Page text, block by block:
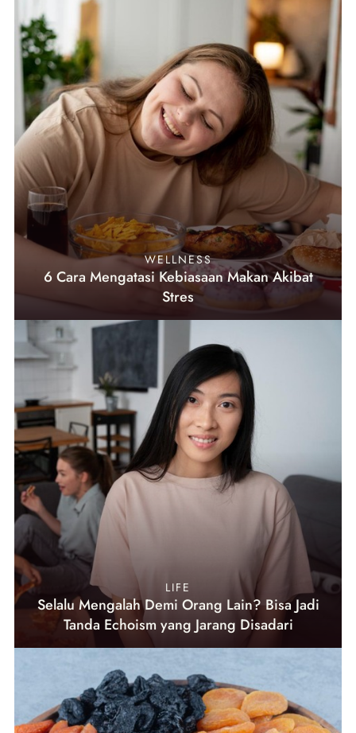
WELLNESS
6 Cara Mengatasi Kebiasaan Makan Akibat
Stres
LIFE
Selalu Mengalah Demi Orang Lain? Bisa Jadi
Tanda Echoism yang Jarang Disadari